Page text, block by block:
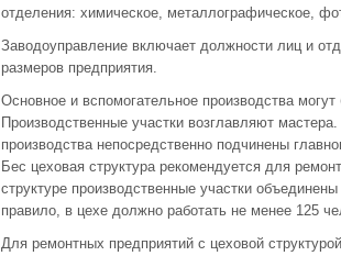
отделения: химическое, металлографическое,
Заводоуправление включает должности лиц и
размеров предприятия.
Основное и вспомогательное производства
Производственные участки возглавляют
производства непосредственно подчинены
Бес цеховая структура рекомендуется для
структуре производственные участки
правило, в цехе должно работать не менее 125
Для ремонтных предприятий с цеховой